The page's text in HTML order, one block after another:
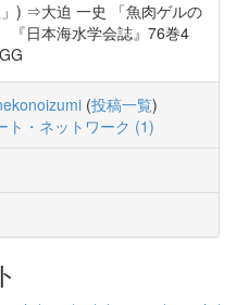
) ⇒大迫 一史 「魚肉ゲルの
『日本海水学会誌』76巻4
(投稿一覧)
ト・ネットワーク (1)